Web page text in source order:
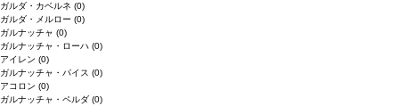
ガルダ・カベルネ (0)
ガルダ・メルロー (0)
ガルナッチャ (0)
ガルナッチャ・ローハ (0)
アイレン (0)
ガルナッチャ・パイス (0)
アコロン (0)
ガルナッチャ・ペルダ (0)